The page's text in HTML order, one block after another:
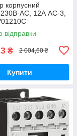
корпусний
АС, 12А AC-3,
відправки
₴ 2 004,60 ₴
Купити